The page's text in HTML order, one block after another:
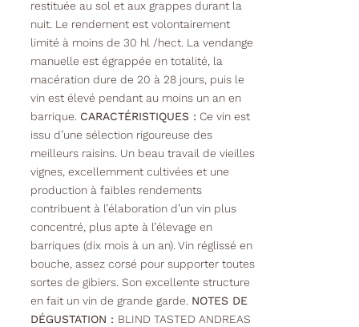
restituée au sol et aux grappes durant la
nuit. Le rendement est volontairement
limité à moins de 30 hl /hect. La vendange
manuelle est égrappée en totalité, la
macération dure de 20 à 28 jours, puis le
vin est élevé pendant au moins un an en
barrique. CARACTÉRISTIQUES : Ce vin est
issu d’une sélection rigoureuse des
meilleurs raisins. Un beau travail de vieilles
vignes, excellemment cultivées et une
production à faibles rendements
contribuent à l’élaboration d’un vin plus
concentré, plus apte à l’élevage en
barriques (dix mois à un an). Vin réglissé en
bouche, assez corsé pour supporter toutes
sortes de gibiers. Son excellente structure
en fait un vin de grande garde. NOTES DE
DÉGUSTATION : BLIND TASTED ANDREAS